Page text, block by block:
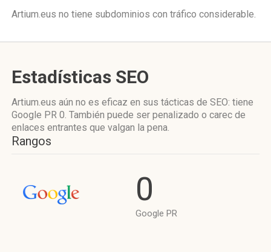
Artium.eus no tiene subdominios con tráfico considerable.
Estadísticas SEO
Artium.eus aún no es eficaz en sus tácticas de SEO: tiene
Google PR 0. También puede ser penalizado o carec de
enlaces entrantes que valgan la pena.
Rangos
0
Google PR